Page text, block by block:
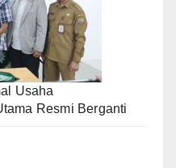
Usaha
Resmi Berganti